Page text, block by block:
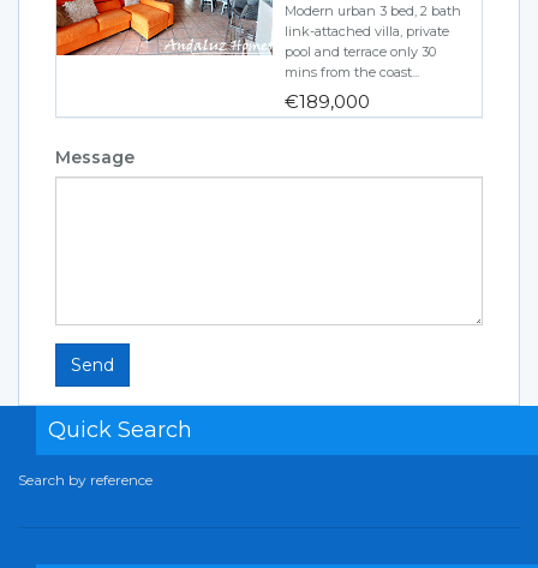
Modern urban 3 bed, 2 bath
link-attached villa, private
pool and terrace only 30
mins from the coast...
€189,000
Message
Send
Quick Search
Search by reference